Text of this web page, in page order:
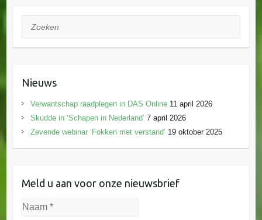
Zoeken
Nieuws
Verwantschap raadplegen in DAS Online 11 april 2026
Skudde in ‘Schapen in Nederland’ 7 april 2026
Zevende webinar ‘Fokken met verstand’ 19 oktober 2025
Meld u aan voor onze nieuwsbrief